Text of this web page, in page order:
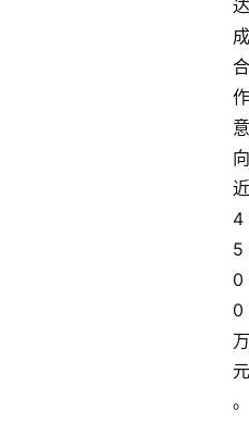
达
成
合
作
意
向
近
4
5
0
0
万
元
。